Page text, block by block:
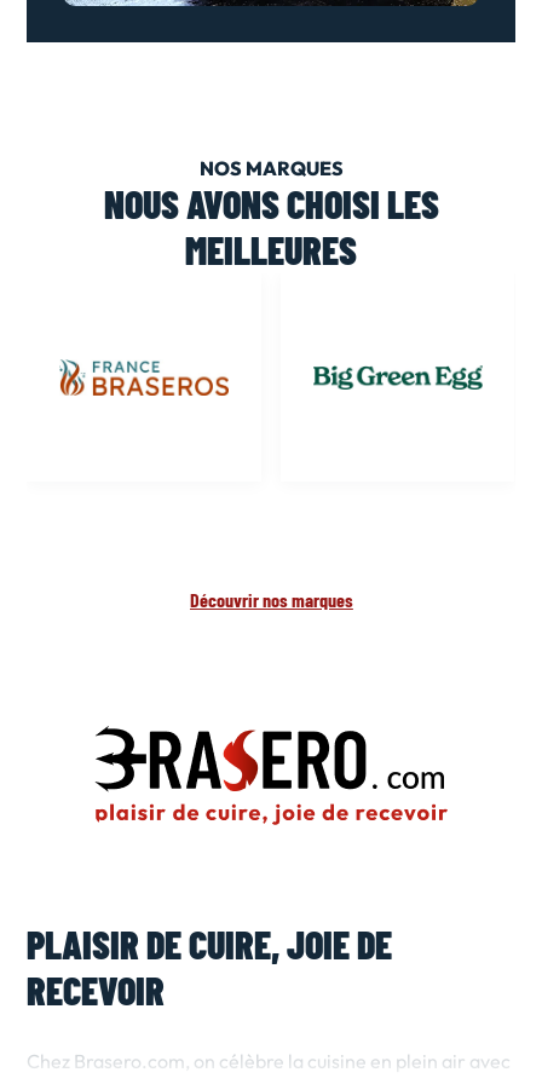
NOS MARQUES
NOUS AVONS CHOISI LES
MEILLEURES
Découvrir nos marques
PLAISIR DE CUIRE, JOIE DE
RECEVOIR
Chez Brasero.com, on célèbre la cuisine en plein air avec